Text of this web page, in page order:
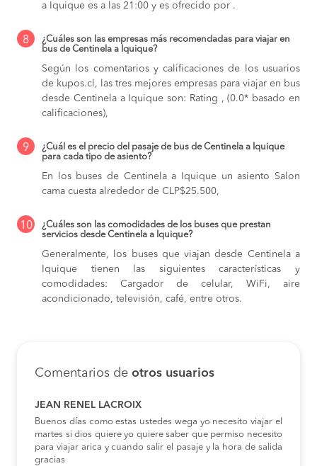
a Iquique es a las 21:00 y es ofrecido por .
8
¿Cuáles son las empresas más recomendadas para viajar en
bus de Centinela a Iquique?
Según los comentarios y calificaciones de los usuarios
de kupos.cl, las tres mejores empresas para viajar en bus
desde Centinela a Iquique son: Rating , (0.0* basado en
calificaciones),
9
¿Cuál es el precio del pasaje de bus de Centinela a Iquique
para cada tipo de asiento?
En los buses de Centinela a Iquique un asiento Salon
cama cuesta alrededor de CLP$25.500,
10
¿Cuáles son las comodidades de los buses que prestan
servicios desde Centinela a Iquique?
Generalmente, los buses que viajan desde Centinela a
Iquique tienen las siguientes características y
comodidades: Cargador de celular, WiFi, aire
acondicionado, televisión, café, entre otros.
Comentarios de otros usuarios
JEAN RENEL LACROIX
Buenos días como estas ustedes wega yo necesito viajar el
martes si dios quiere yo quiere saber que permiso necesito
para viajar arica y cuando salir el pasaje y la hora de salida
gracias